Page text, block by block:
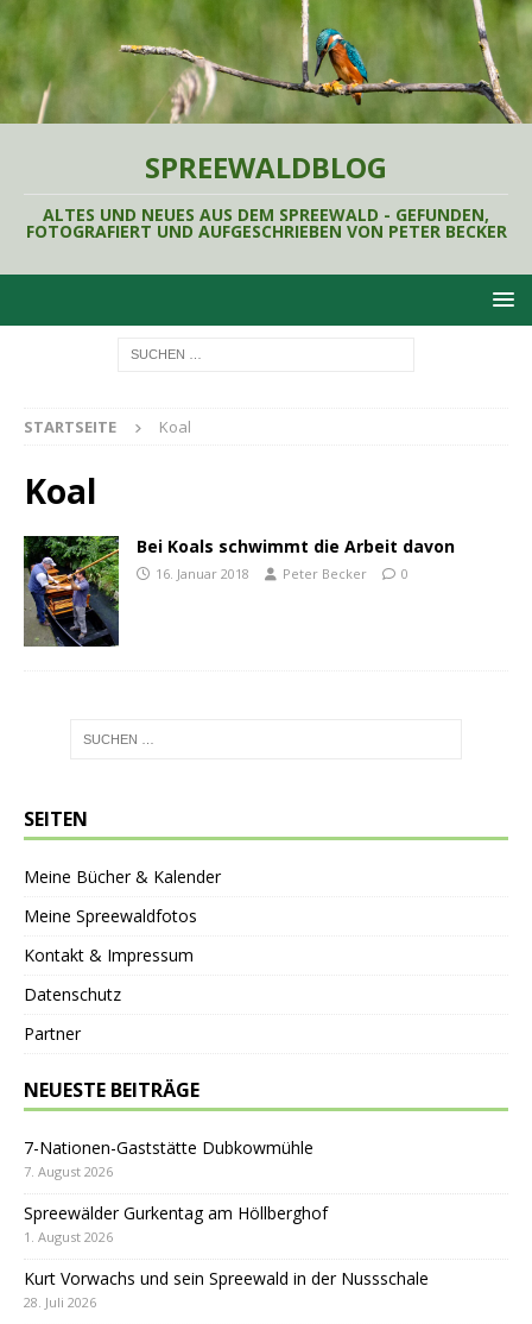
SPREEWALDBLOG
ALTES UND NEUES AUS DEM SPREEWALD - GEFUNDEN,
FOTOGRAFIERT UND AUFGESCHRIEBEN VON PETER BECKER
STARTSEITE Koal
Koal
Bei Koals schwimmt die Arbeit davon
16. Januar 2018 Peter Becker 0
SEITEN
Meine Bücher & Kalender
Meine Spreewaldfotos
Kontakt & Impressum
Datenschutz
Partner
NEUESTE BEITRÄGE
7-Nationen-Gaststätte Dubkowmühle
7. August 2026
Spreewälder Gurkentag am Höllberghof
1. August 2026
Kurt Vorwachs und sein Spreewald in der Nussschale
28. Juli 2026